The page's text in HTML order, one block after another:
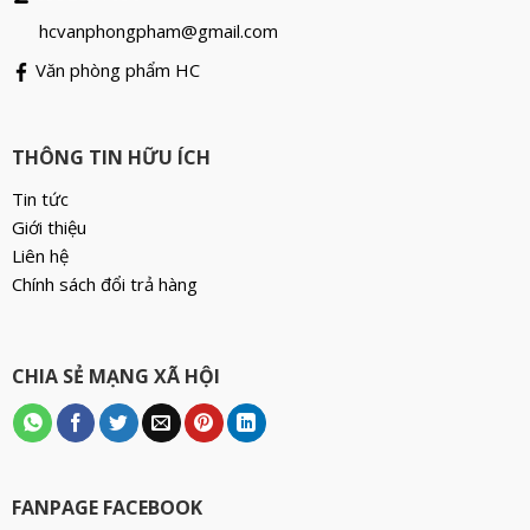
hcvanphongpham@gmail.com
Văn phòng phẩm HC
THÔNG TIN HỮU ÍCH
Tin tức
Giới thiệu
Liên hệ
Chính sách đổi trả hàng
CHIA SẺ MẠNG XÃ HỘI
FANPAGE FACEBOOK